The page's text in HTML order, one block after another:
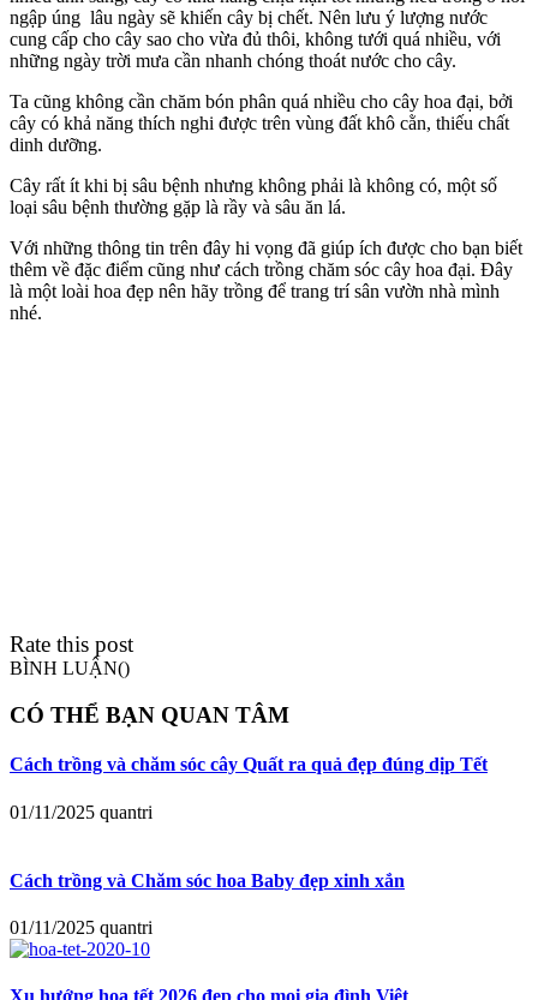
ngập úng lâu ngày sẽ khiến cây bị chết. Nên lưu ý lượng nước
cung cấp cho cây sao cho vừa đủ thôi, không tưới quá nhiều, với
những ngày trời mưa cần nhanh chóng thoát nước cho cây.
Ta cũng không cần chăm bón phân quá nhiều cho cây hoa đại, bởi
cây có khả năng thích nghi được trên vùng đất khô cằn, thiếu chất
dinh dưỡng.
Cây rất ít khi bị sâu bệnh nhưng không phải là không có, một số
loại sâu bệnh thường gặp là rầy và sâu ăn lá.
Với những thông tin trên đây hi vọng đã giúp ích được cho bạn biết
thêm về đặc điểm cũng như cách trồng chăm sóc cây hoa đại. Đây
là một loài hoa đẹp nên hãy trồng để trang trí sân vườn nhà mình
nhé.
Rate this post
BÌNH LUẬN()
CÓ THỂ BẠN QUAN TÂM
Cách trồng và chăm sóc cây Quất ra quả đẹp đúng dịp Tết
01/11/2025 quantri
Cách trồng và Chăm sóc hoa Baby đẹp xinh xắn
01/11/2025 quantri